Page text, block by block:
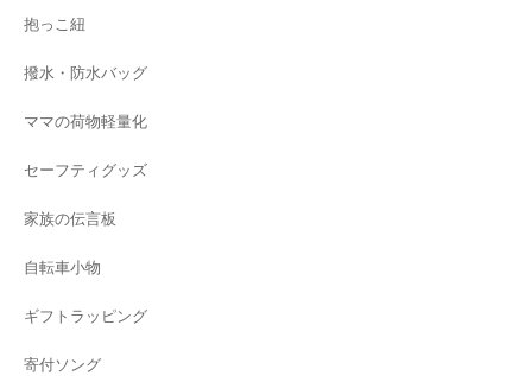
抱っこ紐
撥水・防水バッグ
ママの荷物軽量化
セーフティグッズ
家族の伝言板
自転車小物
ギフトラッピング
寄付ソング